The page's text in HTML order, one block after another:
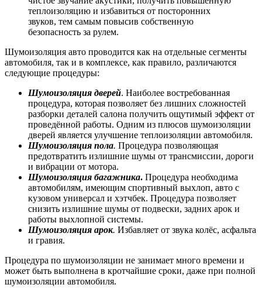
теплоизоляцию и избавиться от посторонних
звуков, тем самым повысив собственную
безопасность за рулем.
Шумоизоляция авто проводится как на отдельные сегменты
автомобиля, так и в комплексе, как правило, различаются
следующие процедуры:
Шумоизоляция дверей. Наиболее востребованная
процедура, которая позволяет без лишних сложностей
разборки деталей салона получить ощутимый эффект от
проведённой работы. Одним из плюсов шумоизоляции
дверей является улучшение теплоизоляции автомобиля.
Шумоизоляция пола. Процедура позволяющая
предотвратить излишние шумы от трансмиссии, дороги
и вибрации от мотора.
Шумоизоляция багажника. Процедура необходима
автомобилям, имеющим спортивный выхлоп, авто с
кузовом универсал и хэтчбек. Процедура позволяет
снизить излишние шумы от подвески, задних арок и
работы выхлопной системы.
Шумоизоляция арок. Избавляет от звука колёс, асфальта
и гравия.
Процедура по шумоизоляции не занимает много времени и
может быть выполнена в кротчайшие сроки, даже при полной
шумоизоляции автомобиля.